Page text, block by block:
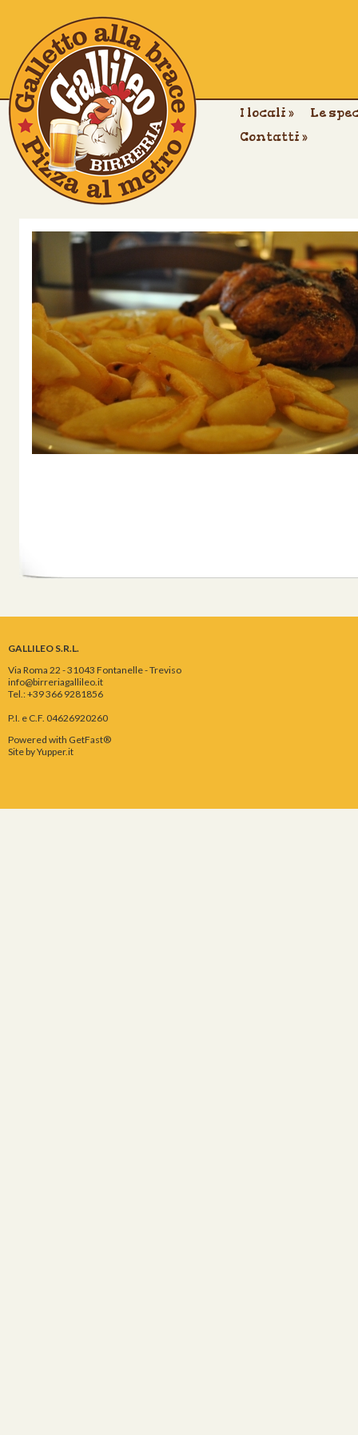
I locali »
Le
Contatti »
GALLILEO S.R.L.
Via Roma 22 - 31043 Fontanelle - Treviso
info@birreriagallileo.it
Tel.: +39 366 9281856
P.I. e C.F. 04626920260
Powered with GetFast®
Site byYupper.it